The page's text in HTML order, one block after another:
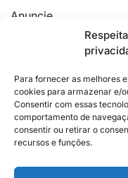
Para fornecer as melhores
cookies para armazenar e/
Consentir com essas
comportamento de
consentir ou retirar o
recursos e funções.
Anuncie
Política de Cookies